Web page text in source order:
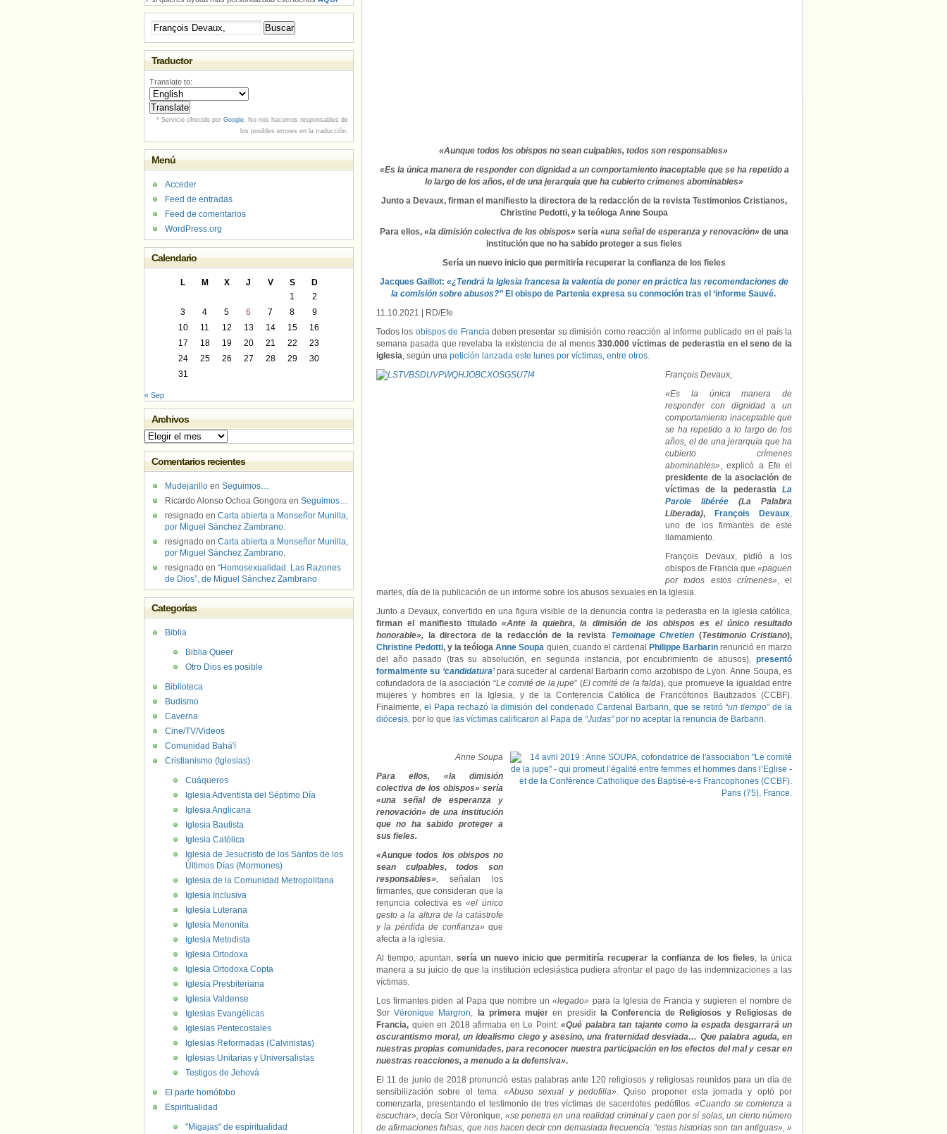
«Aunque todos los obispos no sean culpables, todos son responsables»
«Es la única manera de responder con dignidad a un comportamiento inaceptable que se ha repetido a
lo largo de los años, el de una jerarquía que ha cubierto crímenes abominables»
Junto a Devaux, firman el manifiesto la directora de la redacción de la revista Testimonios Cristianos,
Christine Pedotti, y la teóloga Anne Soupa
Para ellos, «la dimisión colectiva de los obispos» sería «una señal de esperanza y renovación» de una
institución que no ha sabido proteger a sus fieles
Sería un nuevo inicio que permitiría recuperar la confianza de los fieles
Jacques Gaillot: «¿Tendrá la Iglesia francesa la valentía de poner en práctica las recomendaciones de
la comisión sobre abusos?” El obispo de Partenia expresa su conmoción tras el ‘informe Sauvé.
11.10.2021 | RD/Efe
Todos los obispos de Franciadeben presentar su dimisión como reacción al informe publicado en el país la
semana pasada que revelaba la existencia de al menos330.000 víctimas de pederastia en el seno de la
iglesia, según una petición lanzada este lunes por víctimas, entre otros.
François Devaux,
«Es la única manera de
responder con dignidad a un
comportamiento inaceptable que
se ha repetido a lo largo de los
años, el de una jerarquía que ha
cubierto crímenes
abominables», explicó a Efe el
presidente de la asociación de
víctimas de la pederastia La
Parole libérée (La Palabra
Liberada), François Devaux,
uno de los firmantes de este
llamamiento.
François Devaux, pidió a los
obispos de Francia que «paguen
por todos estos crímenes», el
martes, día de la publicación de un informe sobre los abusos sexuales en la Iglesia.
Junto a Devaux, convertido en una figura visible de la denuncia contra la pederastia en la iglesia católica,
firman el manifiesto titulado «Ante la quiebra, la dimisión de los obispos es el único resultado
honorable», la directora de la redacción de la revista Temoinage Chretien (Testimonio Cristiano),
Christine Pedotti, y la teólogaAnne Soupa quien, cuando el cardenal Philippe Barbarinrenunció en marzo
del año pasado (tras su absolución, en segunda instancia, por encubrimiento de abusos), presentó
formalmente su ‘candidatura’para suceder al cardenal Barbarin como arzobispo de Lyon.Anne Soupa, es
cofundadora de la asociación “Le comité de la jupe” (El comité de la falda), que promueve la igualdad entre
mujeres y hombres en la Iglesia, y de la Conferencia Católica de Francófonos Bautizados (CCBF).
Finalmente, el Papa rechazó la dimisión del condenado Cardenal Barbarin, que se retiró “un tiempo”de la
diócesis, por lo que las víctimas calificaron al Papa de “Judas”por no aceptar la renuncia de Barbarin.
Anne Soupa
Para ellos, «la dimisión
colectiva de los obispos» sería
«una señal de esperanza y
renovación» de una institución
que no ha sabido proteger a
sus fieles.
«Aunque todos los obispos no
sean culpables, todos son
responsables», señalan los
firmantes, que consideran que la
renuncia colectiva es «el único
gesto a la altura de la catástrofe
y la pérdida de confianza» que
afecta a la iglesia.
Al tiempo, apuntan, sería un nuevo inicio que permitiría recuperar la confianza de los fieles, la única
manera a su juicio de que la institución eclesiástica pudiera afrontar el pago de las indemnizaciones a las
víctimas.
Los firmantes piden al Papa que nombre un «legado» para la Iglesia de Francia y sugieren el nombre de
SorVéronique Margron, la primera mujer en presidir
la Conferencia de Religiosos y Religiosas de
Francia, quien en 2018 afirmaba en Le Point: «Qué palabra tan tajante como la espada desgarrará un
oscurantismo moral, un idealismo ciego y asesino, una fraternidad desviada… Que palabra aguda, en
nuestras propias comunidades, para reconocer nuestra participación en los efectos del mal y cesar en
nuestras reacciones, a menudo a la defensiva».
El 11 de junio de 2018 pronunció estas palabras ante 120 religiosos y religiosas reunidos para un día de
sensibilización sobre el tema:«Abuso sexual y pedofilia». Quiso proponer esta jornada y optó por
comenzarla, presentando el testimonio de tres víctimas de sacerdotes pedófilos.«Cuando se comienza a
escuchar», decía Sor Véronique, «se penetra en una realidad criminal y caen por sí solas, un cierto número
de afirmaciones falsas, que nos hacen decir con demasiada frecuencia: “estas historias son tan antiguas», »
Buscar:
Traductor
Translate to:
* Servicio ofrecido por Google. No nos hacemos responsables de
los posibles errores en la traducción.
Menú
Acceder
Feed de entradas
Feed de comentarios
WordPress.org
Calendario
L M X J V S
D
1
2
3
4 5 6 7 8
9
10
11 12 13 14 15
16
17
18 19 20 21 22
23
24
25 26 27 28 29
30
31
« Sep
Archivos
Archivos
Comentarios recientes
Mudejarillo en Seguimos…
Ricardo Alonso Ochoa Gongora en Seguimos…
resignado en Carta abierta a Monseñor Munilla,
por Miguel Sánchez Zambrano.
resignado en Carta abierta a Monseñor Munilla,
por Miguel Sánchez Zambrano.
resignado en “Homosexualidad. Las Razones
de Dios”, de Miguel Sánchez Zambrano
Categorías
Biblia
Biblia Queer
Otro Dios es posible
Biblioteca
Budismo
Caverna
Cine/TV/Videos
Comunidad Bahá'í
Cristianismo (Iglesias)
Cuáqueros
Iglesia Adventista del Séptimo Día
Iglesia Anglicana
Iglesia Bautista
Iglesia Católica
Iglesia de Jesucristo de los Santos de los
Últimos Días (Mormones)
Iglesia de la Comunidad Metropolitana
Iglesia Inclusiva
Iglesia Luterana
Iglesia Menonita
Iglesia Metodista
Iglesia Ortodoxa
Iglesia Ortodoxa Copta
Iglesia Presbiteriana
Iglesia Valdense
Iglesias Evangélicas
Iglesias Pentecostales
Iglesias Reformadas (Calvinistas)
Iglesias Unitarias y Universalistas
Testigos de Jehová
El parte homófobo
Espiritualidad
"Migajas" de espiritualidad